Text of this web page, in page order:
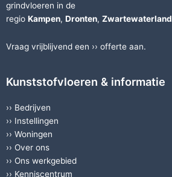
grindvloeren in de
regio Kampen, Dronten, Zwartewaterland
Vraag vrijblijvend een ›› offerte aan.
Kunststofvloeren & informatie
›› Bedrijven
›› Instellingen
›› Woningen
›› Over ons
›› Ons werkgebied
›› Kenniscentrum